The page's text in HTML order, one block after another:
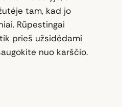
tam, kad jo
Rūpestingai
prieš užsidėdami
nuo karščio.